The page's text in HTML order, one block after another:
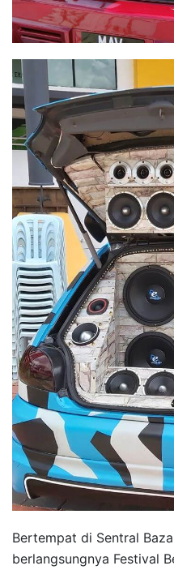
Bertempat di Sentral
berlangsungnya Festival